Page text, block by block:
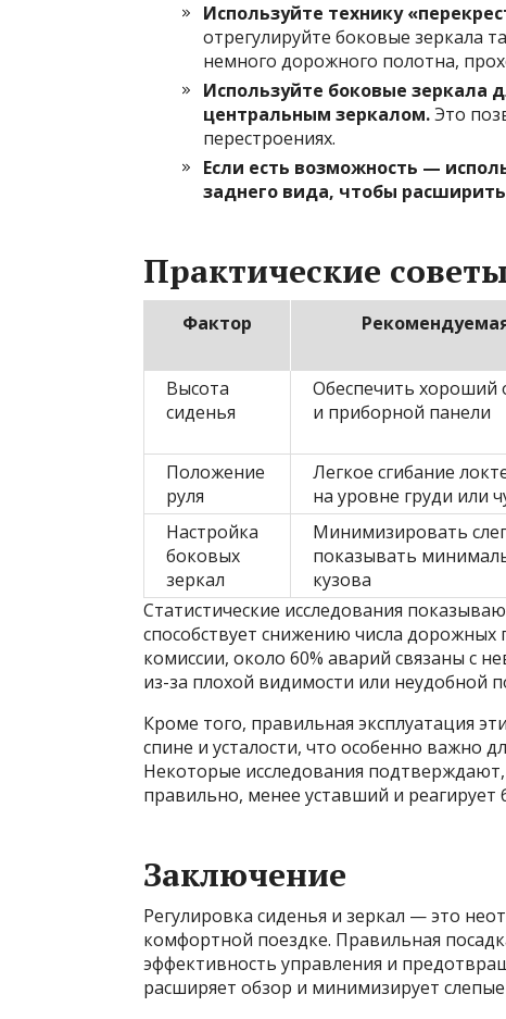
Используйте технику
отрегулируйте боковые зеркала
немного дорожного полотна,
Используйте боковые зеркала
центральным зеркалом.Это
перестроениях.
Если есть возможность —
заднего вида, чтобы
Практические
Фактор
Высота
сиденья
Обеспечить хороший
и приборной панели
Положение
руля
Легкое сгибание
на уровне груди или
Настройка
боковых
зеркал
Минимизировать
показывать
кузова
Статистические исследования
способствует снижению числа
комиссии, около 60% аварий связаны с
из-за плохой видимости или неудобной
Кроме того, правильная эксплуатация
спине и усталости, что особенно важно
Некоторые исследования
правильно, менее уставший и реагирует
Заключение
Регулировка сиденья и зеркал — это
комфортной поездке. Правильная
эффективность управления и
расширяет обзор и минимизирует